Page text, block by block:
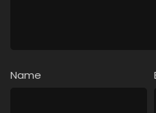
Name